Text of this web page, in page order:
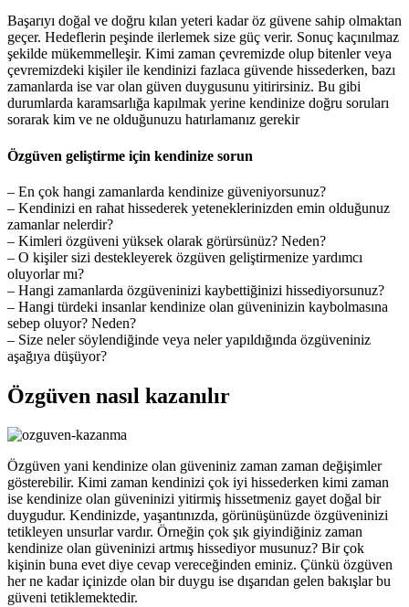
Başarıyı doğal ve doğru kılan yeteri kadar öz güvene sahip olmaktan
geçer. Hedeflerin peşinde ilerlemek size güç verir. Sonuç kaçınılmaz
şekilde mükemmelleşir. Kimi zaman çevremizde olup bitenler veya
çevremizdeki kişiler ile kendinizi fazlaca güvende hissederken, bazı
zamanlarda ise var olan güven duygusunu yitirirsiniz. Bu gibi
durumlarda karamsarlığa kapılmak yerine kendinize doğru soruları
sorarak kim ve ne olduğunuzu hatırlamanız gerekir
Özgüven geliştirme için kendinize sorun
– En çok hangi zamanlarda kendinize güveniyorsunuz?
– Kendinizi en rahat hissederek yeteneklerinizden emin olduğunuz
zamanlar nelerdir?
– Kimleri özgüveni yüksek olarak görürsünüz? Neden?
– O kişiler sizi destekleyerek özgüven geliştirmenize yardımcı
oluyorlar mı?
– Hangi zamanlarda özgüveninizi kaybettiğinizi hissediyorsunuz?
– Hangi türdeki insanlar kendinize olan güveninizin kaybolmasına
sebep oluyor? Neden?
– Size neler söylendiğinde veya neler yapıldığında özgüveniniz
aşağıya düşüyor?
Özgüven nasıl kazanılır
Özgüven yani kendinize olan güveniniz zaman zaman değişimler
gösterebilir. Kimi zaman kendinizi çok iyi hissederken kimi zaman
ise kendinize olan güveninizi yitirmiş hissetmeniz gayet doğal bir
duygudur. Kendinizde, yaşantınızda, görünüşünüzde özgüveninizi
tetikleyen unsurlar vardır. Örneğin çok şık giyindiğiniz zaman
kendinize olan güveninizi artmış hissediyor musunuz? Bir çok
kişinin buna evet diye cevap vereceğinden eminiz. Çünkü özgüven
her ne kadar içinizde olan bir duygu ise dışarıdan gelen bakışlar bu
güveni tetiklemektedir.